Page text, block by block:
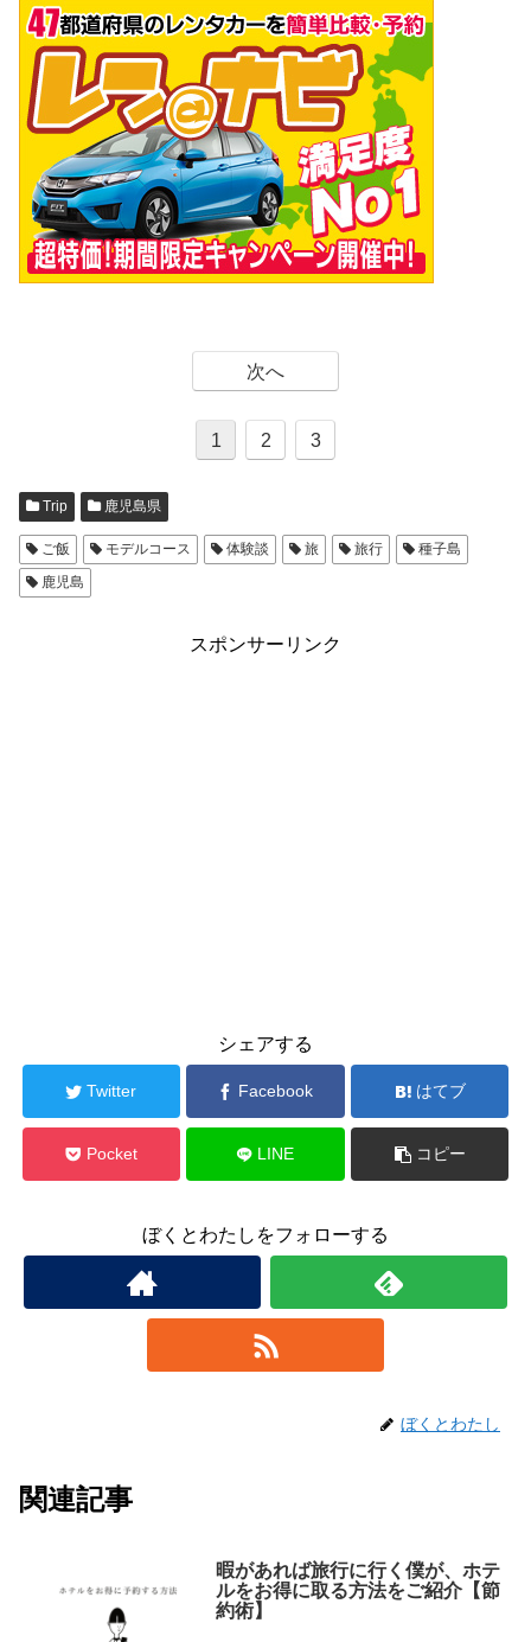
次へ
1 2 3
Trip 鹿児島県
ご飯 モデルコース 体験談 旅 旅行
種子島
鹿児島
スポンサーリンク
シェアする
Twitter Facebook はてブ
Pocket LINE コピー
ぼくとわたしをフォローする
ぼくとわたし
関連記事
暇があれば旅行に行く僕が、ホテ
ルをお得に取る方法をご紹介【節
約術】